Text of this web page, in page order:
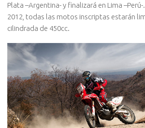
Plata –Argentina- y finalizará en Lima
2012, todas las motos inscriptas estarán
cilindrada de 450cc.